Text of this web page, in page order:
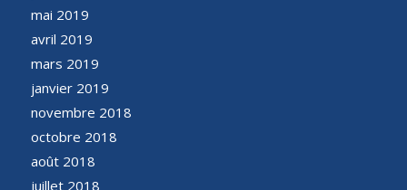
mai 2019
avril 2019
mars 2019
janvier 2019
novembre 2018
octobre 2018
août 2018
juillet 2018